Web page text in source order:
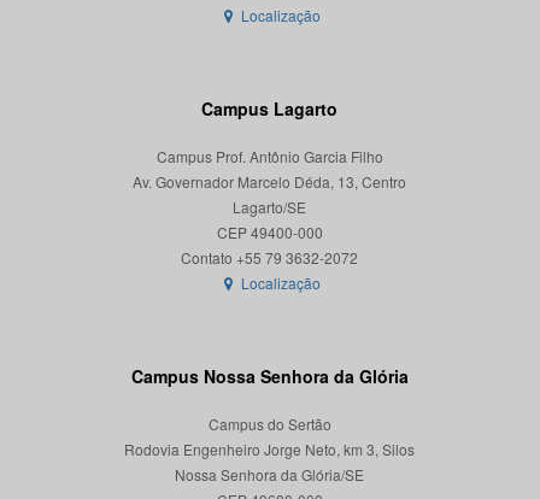
Localização
Campus Lagarto
Campus Prof. Antônio Garcia Filho
Av. Governador Marcelo Déda, 13, Centro
Lagarto/SE
CEP 49400-000
Localização
Campus Nossa Senhora da Glória
Campus do Sertão
Rodovia Engenheiro Jorge Neto, km 3, Silos
Nossa Senhora da Glória/SE